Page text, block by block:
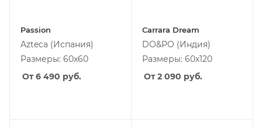
Passion
Azteca (Испания)
Размеры: 60x60
От 6 490 руб.
Carrara Dream
DO&PO (Индия)
Размеры: 60x120
От 2 090 руб.